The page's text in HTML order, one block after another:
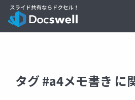
タグ #a4メモ書き に